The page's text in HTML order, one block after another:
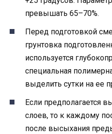
превышать 65–70%.
Перед подготовкой
грунтовка
используется
специальная
выделить сутки на ее
Если предполагается
слоев, то к каждому
после высыхания